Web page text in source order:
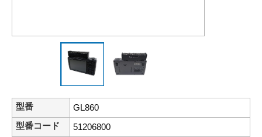
型番
GL860
型番コード
51206800